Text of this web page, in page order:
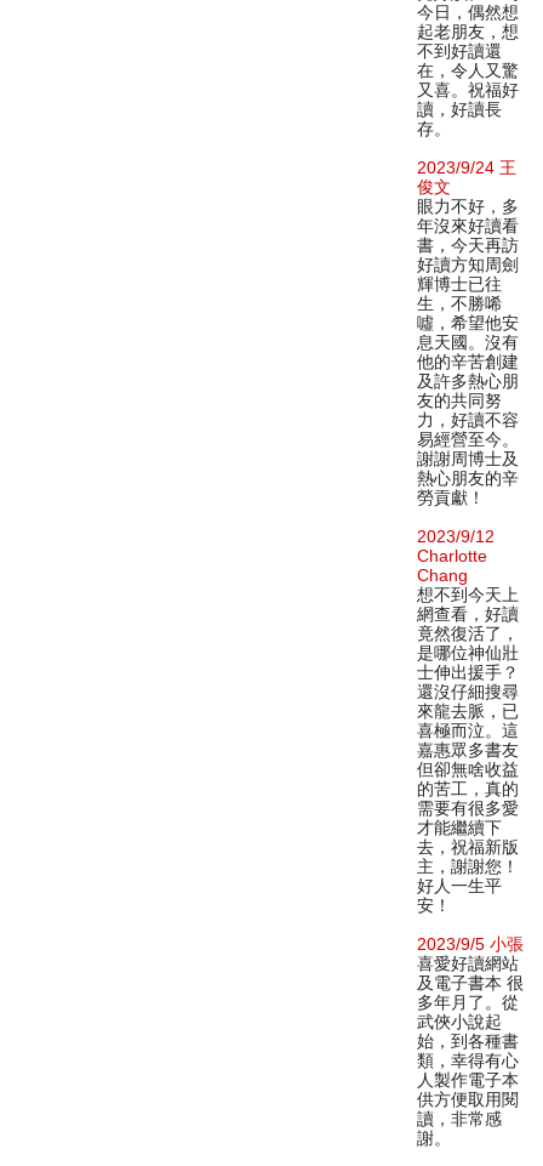
今日，偶然想
起老朋友，想
不到好讀還
在，令人又驚
又喜。祝福好
讀，好讀長
存。
2023/9/24 王
俊文
眼力不好，多
年沒來好讀看
書，今天再訪
好讀方知周劍
輝博士已往
生，不勝唏
噓，希望他安
息天國。沒有
他的辛苦創建
及許多熱心朋
友的共同努
力，好讀不容
易經營至今。
謝謝周博士及
熱心朋友的辛
勞貢獻！
2023/9/12
Charlotte
Chang
想不到今天上
網查看，好讀
竟然復活了，
是哪位神仙壯
士伸出援手？
還沒仔細搜尋
來龍去脈，已
喜極而泣。這
嘉惠眾多書友
但卻無啥收益
的苦工，真的
需要有很多愛
才能繼續下
去，祝福新版
主，謝謝您！
好人一生平
安！
2023/9/5 小張
喜愛好讀網站
及電子書本 很
多年月了。從
武俠小說起
始，到各種書
類，幸得有心
人製作電子本
供方便取用閱
讀，非常感
謝。